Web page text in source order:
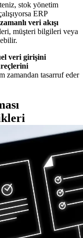
stok yönetim
ERP
veri akışı
müşteri bilgileri veya
veri girişini
zamandan tasarruf eder